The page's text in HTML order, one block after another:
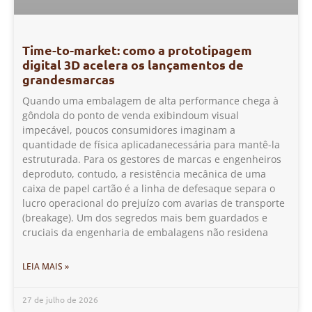
Time-to-market: como a prototipagem
digital 3D acelera os lançamentos de
grandesmarcas
Quando uma embalagem de alta performance chega à
gôndola do ponto de venda exibindoum visual
impecável, poucos consumidores imaginam a
quantidade de física aplicadanecessária para mantê-la
estruturada. Para os gestores de marcas e engenheiros
deproduto, contudo, a resistência mecânica de uma
caixa de papel cartão é a linha de defesaque separa o
lucro operacional do prejuízo com avarias de transporte
(breakage). Um dos segredos mais bem guardados e
cruciais da engenharia de embalagens não residena
LEIA MAIS »
27 de julho de 2026